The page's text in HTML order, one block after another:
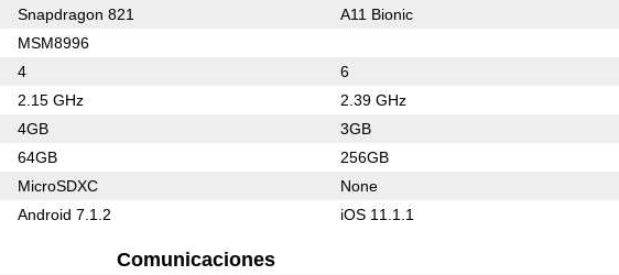
Snapdragon 821 A11 Bionic
MSM8996
4 6
2.15 GHz 2.39 GHz
4GB 3GB
64GB 256GB
MicroSDXC None
Android 7.1.2 iOS 11.1.1
Comunicaciones